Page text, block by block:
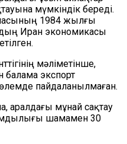
мүмкіндік береді.
1984 жылғы
Иран экономикасы
мәліметінше,
балама экспорт
пайдаланылмаған.
аралдағы мұнай сақтау
шамамен 30